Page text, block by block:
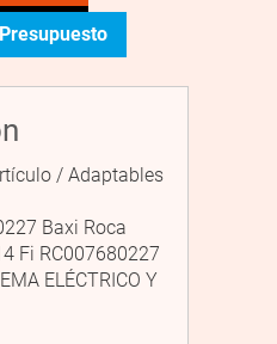
/ Adaptables
Baxi Roca
Fi RC007680227
ELÉCTRICO Y